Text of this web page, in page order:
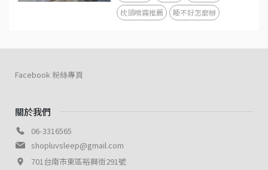
枕頭噴霧推薦
睡不好怎麼辦
關於我們
06-3316565
shopluvsleep@gmail.com
701台南市東區裕興街291號
Facebook 粉絲專頁